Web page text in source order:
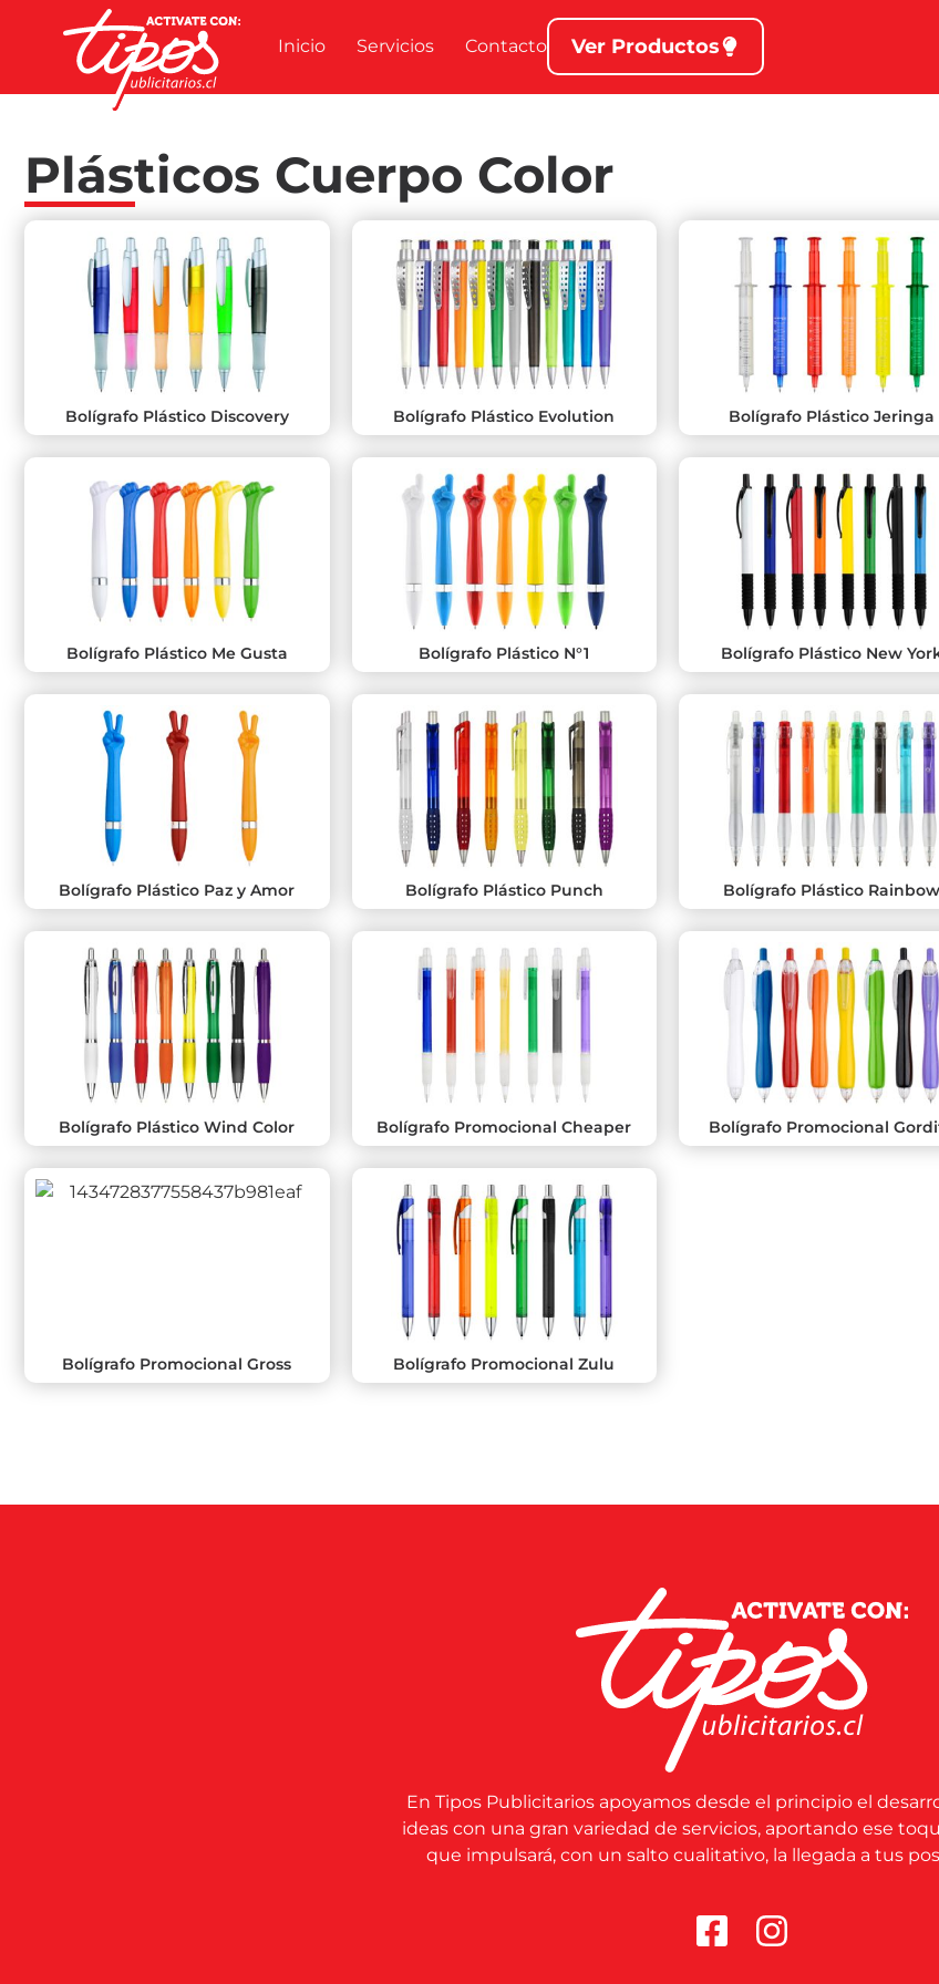
Inicio Servicios Contacto Ver Productos
Plásticos Cuerpo Color
Bolígrafo Plástico Discovery Bolígrafo Plástico Evolution Bolígrafo Plástico Jeringa
Bolígrafo Plástico Me Gusta Bolígrafo Plástico N°1 Bolígrafo Plástico New
Bolígrafo Plástico Paz y Amor Bolígrafo Plástico Punch Bolígrafo Plástico Rainbow
Bolígrafo Plástico Wind Color Bolígrafo Promocional Cheaper Bolígrafo Promocional
Bolígrafo Promocional Gross Bolígrafo Promocional Zulu
En Tipos Publicitarios apoyamos desde el principio el
ideas con una gran variedad de servicios, aportando ese
que impulsará, con un salto cualitativo, la llegada a tus